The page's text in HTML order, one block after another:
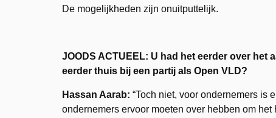
De mogelijkheden zijn onuitputtelijk.
JOODS ACTUEEL: U had het eerder over het
eerder thuis bij een partij als Open VLD?
Hassan Aarab: “Toch niet, voor ondernemers is
ondernemers ervoor moeten over hebben om